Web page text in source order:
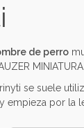
de perro
MINIATURA.
se suele
empieza por la